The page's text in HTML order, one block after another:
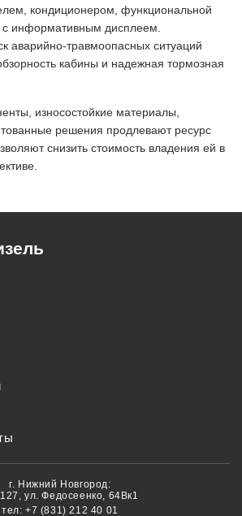
кондиционером, функциональной
информативным дисплеем.
аварийно-травмоопасных ситуаций
кабины и надежная тормозная
износостойкие материалы,
решения продлевают ресурс
снизить стоимость владения ей в
г. Нижний Новгород:
ул. Федосеенко, 64Вк1
тел:+7 (831) 212 40 01